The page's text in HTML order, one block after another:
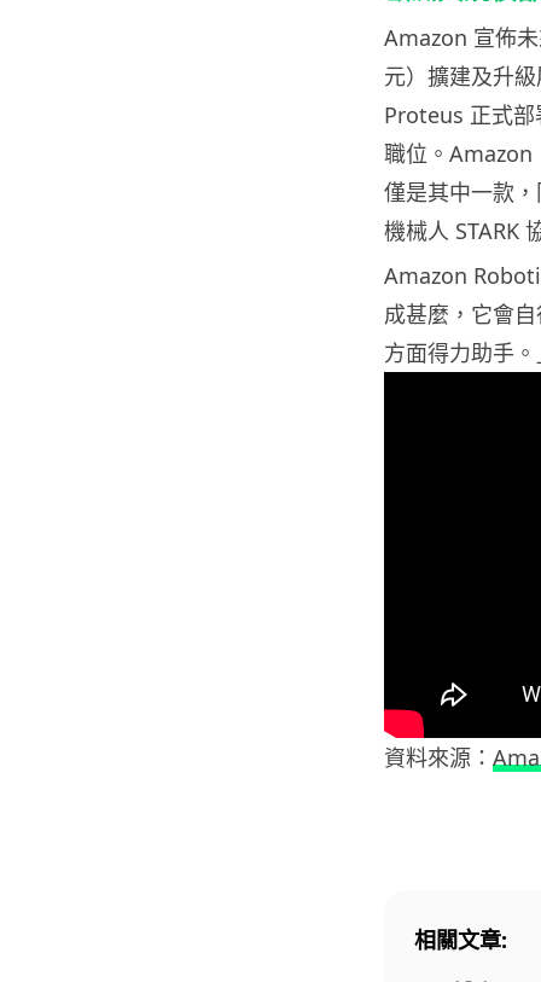
Amazon 宣佈
元）擴建及升
Proteus 正式部
職位。Amazon
僅是其中一款
機械人 STARK
Amazon
成甚麼，它會
方面得力助手
資料來源：
相關文章: